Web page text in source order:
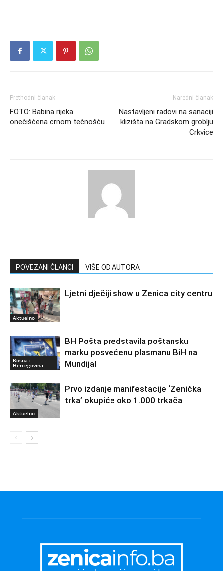
Prethodni članak
FOTO: Babina rijeka
onečišćena crnom tečnošću
Naredni članak
Nastavljeni radovi na sanaciji
klizišta na Gradskom groblju
Crkvice
POVEZANI ČLANCI VIŠE OD AUTORA
Aktuelno
Ljetni dječiji show u Zenica city centru
Bosna i
Hercegovina
BH Pošta predstavila poštansku
marku posvećenu plasmanu BiH na
Mundijal
Aktuelno
Prvo izdanje manifestacije ‘Zenička
trka’ okupiće oko 1.000 trkača